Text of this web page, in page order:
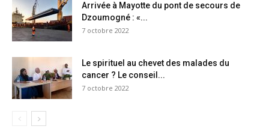
Arrivée à Mayotte du pont de secours de
Dzoumogné : «...
7 octobre 2022
Le spirituel au chevet des malades du
cancer ? Le conseil...
7 octobre 2022